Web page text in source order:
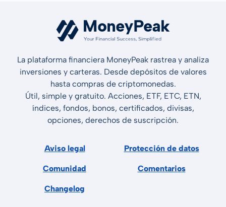
La plataforma financiera MoneyPeak rastrea y analiza
inversiones y carteras. Desde depósitos de valores
hasta compras de criptomonedas.
Útil, simple y gratuito. Acciones, ETF, ETC, ETN,
índices, fondos, bonos, certificados, divisas,
opciones, derechos de suscripción.
Aviso legal Protección de datos
Comunidad Comentarios
Changelog